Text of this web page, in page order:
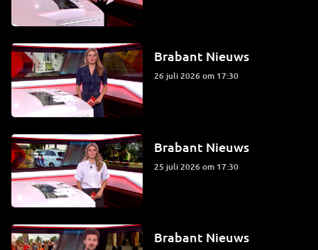
Brabant Nieuws
26 juli 2026 om 17:30
Brabant Nieuws
25 juli 2026 om 17:30
Brabant Nieuws